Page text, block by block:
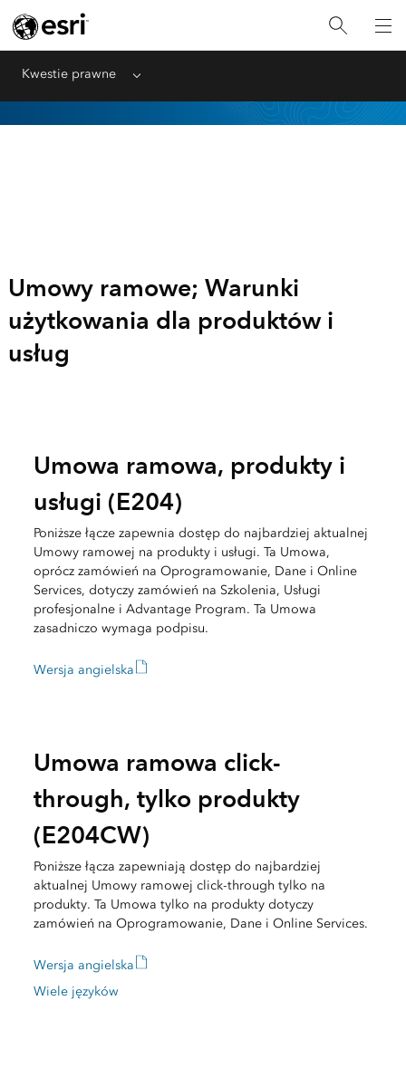
Kwestie prawne Menu
Umowy ramowe; Warunki
użytkowania dla produktów i
usług
Umowa ramowa, produkty i
usługi (E204)
Poniższe łącze zapewnia dostęp do najbardziej aktualnej
Umowy ramowej na produkty i usługi. Ta Umowa,
oprócz zamówień na Oprogramowanie, Dane i Online
Services, dotyczy zamówień na Szkolenia, Usługi
profesjonalne i Advantage Program. Ta Umowa
zasadniczo wymaga podpisu.
Wersja angielska
Umowa ramowa click-
through, tylko produkty
(E204CW)
Poniższe łącza zapewniają dostęp do najbardziej
aktualnej Umowy ramowej click-through tylko na
produkty. Ta Umowa tylko na produkty dotyczy
zamówień na Oprogramowanie, Dane i Online Services.
Wersja angielska
Wiele języków